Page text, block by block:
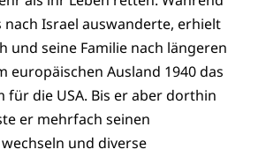
nach Israel auswanderte, erhielt
und seine Familie nach längeren
europäischen Ausland 1940 das
für die USA. Bis er aber dorthin
er mehrfach seinen
und diverse